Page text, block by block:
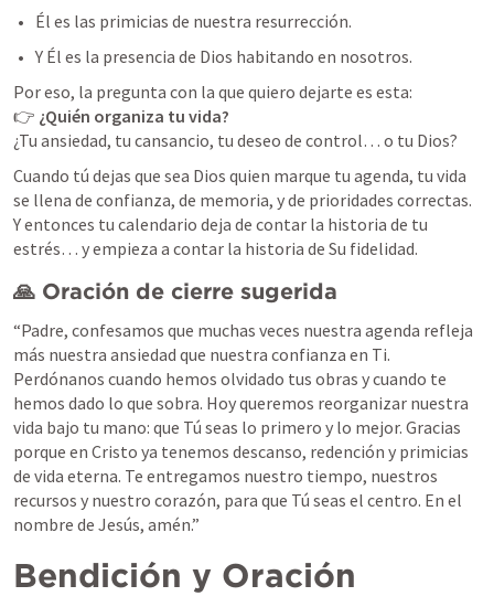
Él es las primicias de nuestra resurrección.
Y Él es la presencia de Dios habitando en nosotros.
Por eso, la pregunta con la que quiero dejarte es esta:
👉 ¿Quién organiza tu vida?
¿Tu ansiedad, tu cansancio, tu deseo de control… o tu Dios?
Cuando tú dejas que sea Dios quien marque tu agenda, tu vida
se llena de confianza, de memoria, y de prioridades correctas.
Y entonces tu calendario deja de contar la historia de tu
estrés… y empieza a contar la historia de Su fidelidad.
🙏 Oración de cierre sugerida
“Padre, confesamos que muchas veces nuestra agenda refleja
más nuestra ansiedad que nuestra confianza en Ti.
Perdónanos cuando hemos olvidado tus obras y cuando te
hemos dado lo que sobra. Hoy queremos reorganizar nuestra
vida bajo tu mano: que Tú seas lo primero y lo mejor. Gracias
porque en Cristo ya tenemos descanso, redención y primicias
de vida eterna. Te entregamos nuestro tiempo, nuestros
recursos y nuestro corazón, para que Tú seas el centro. En el
nombre de Jesús, amén.”
Bendición y Oración